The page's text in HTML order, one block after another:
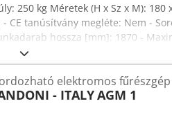
250 kg Méretek (H x Sz x M): 180
CE tanúsítvány megléte: Nem -
hossza [mm]: 1870 -
[V]: 415 - Áramfelvétel
mm x 1100 mm x 2670 mm (h
Asfx Aqvoha Pénzügyi
vállalkozások számára. A
Yorick Diebels
elektromos fűrészgép
- ITALYAGM 1